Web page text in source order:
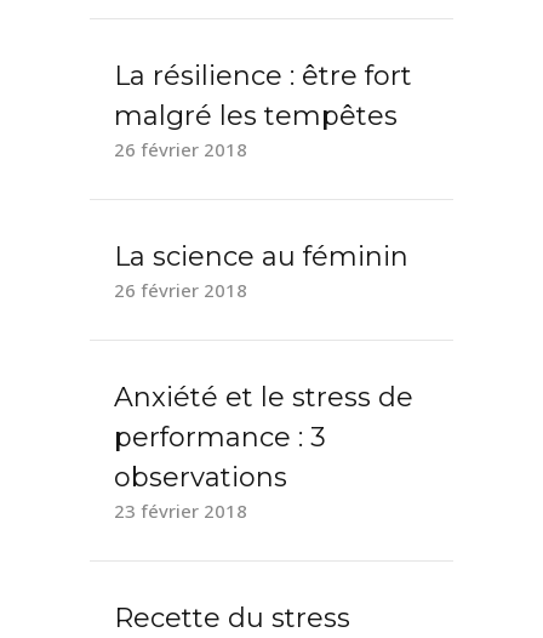
La résilience : être fort
malgré les tempêtes
26 février 2018
La science au féminin
26 février 2018
Anxiété et le stress de
performance : 3
observations
23 février 2018
Recette du stress